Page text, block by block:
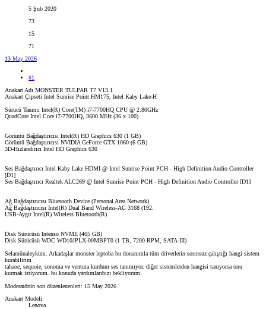
5 Şub 2020
73
15
71
13 May 2026
#1
Anakart Adı MONSTER TULPAR T7 V13.1
Anakart Çipseti Intel Sunrise Point HM175, Intel Kaby Lake-H
Sürücü Tanımı Intel(R) Core(TM) i7-7700HQ CPU @ 2.80GHz
QuadCore Intel Core i7-7700HQ, 3600 MHz (36 x 100)
Görüntü Bağdaştırıcısı Intel(R) HD Graphics 630 (1 GB)
Görüntü Bağdaştırıcısı NVIDIA GeForce GTX 1060 (6 GB)
3D-Hızlandırıcı Intel HD Graphics 630
Ses Bağdaştırıcı Intel Kaby Lake HDMI @ Intel Sunrise Point PCH - High Definition Audio Controller
[D1]
Ses Bağdaştırıcı Realtek ALC269 @ Intel Sunrise Point PCH - High Definition Audio Controller [D1]
Ağ Bağdaştırıcısı Bluetooth Device (Personal Area Network)
Ağ Bağdaştırıcısı Intel(R) Dual Band Wireless-AC 3168 (192.
USB-Aygıt Intel(R) Wireless Bluetooth(R)
Disk Sürücüsü Intenso NVME (465 GB)
Disk Sürücüsü WDC WD10JPLX-00MBPT0 (1 TB, 7200 RPM, SATA-III)
Selamünaleyküm. Arkadaşlar monster leptoba bu donanımla tüm driverlerin sorınsuz çalıştığı hangi sistem
kurabilirim
tahaoe, sequoie, sonoma ve ventura kurdum ses tanımıyor. diğer sistemlerden hangisi tanıyorsa onu
kurmak istiyorum. bu konuda yardımlarıbızı bekliyorum.
Moderatörün son düzenlenenleri: 15 May 2026
Anakart Modeli
Lenova